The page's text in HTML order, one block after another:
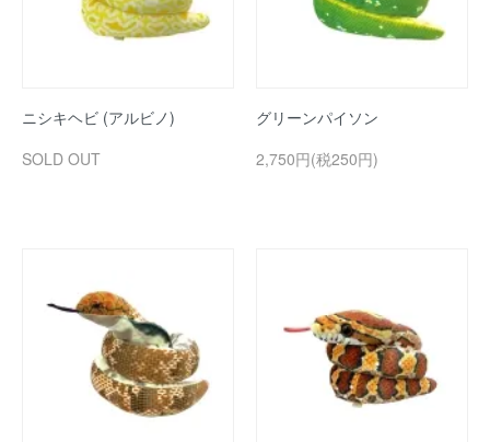
ニシキヘビ (アルビノ)
SOLD OUT
グリーンパイソン
2,750円(税250円)